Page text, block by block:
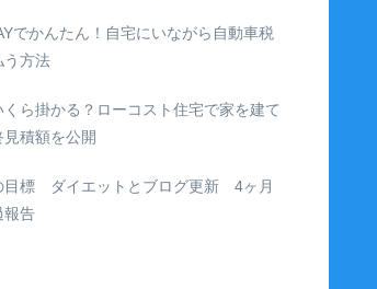
でかんたん！自宅にいながら自動車税
う方法
くら掛かる？ローコスト住宅で家を建て
見積額を公開
目標 ダイエットとブログ更新 4ヶ月
報告